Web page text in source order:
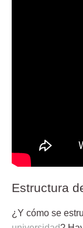
Estructura
¿Y cómo se